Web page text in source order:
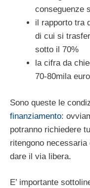
conseguenze
il rapporto tra
di cui si
sotto il 70%
la cifra da
70-80mila
Sono queste le
finanziamento:
potranno richiedere
ritengono
dare il via libera.
E’ importante